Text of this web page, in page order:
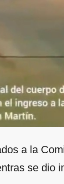
a la
se dio